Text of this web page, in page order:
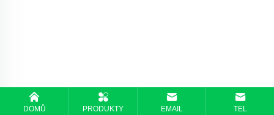
DOMŮ PRODUKTY EMAIL TEL